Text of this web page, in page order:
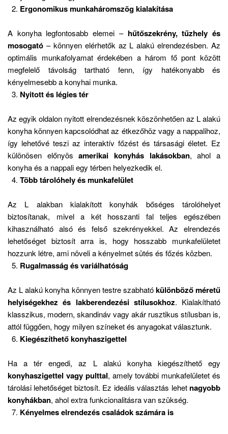
Ergonomikus munkaháromszög kialakítása
A konyha legfontosabb elemei – hűtőszekrény, tűzhely és
mosogató – könnyen elérhetők az L alakú elrendezésben. Az
optimális munkafolyamat érdekében a három fő pont között
megfelelő távolság tartható fenn, így hatékonyabb és
kényelmesebb a konyhai munka.
Nyitott és légies tér
Az egyik oldalon nyitott elrendezésnek köszönhetően az L alakú
konyha könnyen kapcsolódhat az étkezőhöz vagy a nappalihoz,
így lehetővé teszi az interaktív főzést és társasági életet. Ez
különösen előnyösamerikai konyhás lakásokban, ahol a
konyha és a nappali egy térben helyezkedik el.
Több tárolóhely és munkafelület
Az L alakban kialakított konyhák bőséges tárolóhelyet
biztosítanak, mivel a két hosszanti fal teljes egészében
kihasználható alsó és felső szekrényekkel. Az elrendezés
lehetőséget biztosít arra is, hogy hosszabb munkafelületet
hozzunk létre, ami növeli a kényelmet sütés és főzés közben.
Rugalmasság és variálhatóság
Az L alakú konyha könnyen testre szabhatókülönböző méretű
helyiségekhez és lakberendezési stílusokhoz. Kialakítható
klasszikus, modern, skandináv vagy akár rusztikus stílusban is,
attól függően, hogy milyen színeket és anyagokat választunk.
Kiegészíthető konyhaszigettel
Ha a tér engedi, az L alakú konyha kiegészíthető egy
konyhaszigettel vagy pulttal, amely további munkafelületet és
tárolási lehetőséget biztosít. Ez ideális választás lehet nagyobb
konyhákban, ahol extra funkcionalitásra van szükség.
Kényelmes elrendezés családok számára is